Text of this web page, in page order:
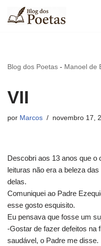
Pular
Blog dos Poetas - Manoel de
VII
por Marcos novembro 17,
Descobri aos 13 anos que o
leituras não era a beleza
delas.
Comuniquei ao Padre
esse gosto esquisito.
Eu pensava que fosse um
-Gostar de fazer defeitos na
saudável, o Padre me disse.